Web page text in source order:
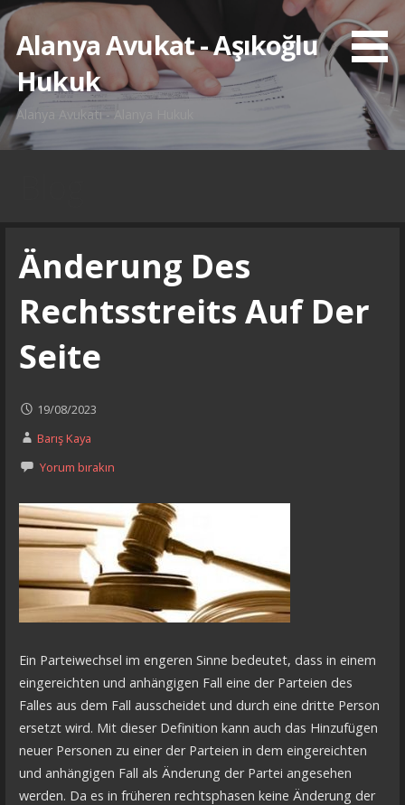
İçeriğe
atlaAlanya Avukat - Aşıkoğlu
Hukuk
Alanya Avukatı - Alanya Hukuk
Änderung Des
Rechtsstreits Auf Der
Seite
19/08/2023
Barış Kaya
Yorum bırakın
Ein Parteiwechsel im engeren Sinne bedeutet, dass in einem
eingereichten und anhängigen Fall eine der Parteien des
Falles aus dem Fall ausscheidet und durch eine dritte Person
ersetzt wird. Mit dieser Definition kann auch das Hinzufügen
neuer Personen zu einer der Parteien in dem eingereichten
und anhängigen Fall als Änderung der Partei angesehen
werden. Da es in früheren rechtsphasen keine Änderung der